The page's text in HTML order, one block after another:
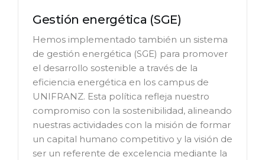
Gestión energética (SGE)
Hemos implementado también un sistema
de gestión energética (SGE) para promover
el desarrollo sostenible a través de la
eficiencia energética en los campus de
UNIFRANZ. Esta política refleja nuestro
compromiso con la sostenibilidad, alineando
nuestras actividades con la misión de formar
un capital humano competitivo y la visión de
ser un referente de excelencia mediante la